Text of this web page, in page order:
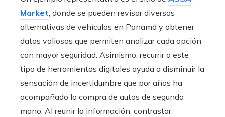
Market, donde se pueden revisar diversas
alternativas de vehículos en Panamá y obtener
datos valiosos que permiten analizar cada opción
con mayor seguridad. Asimismo, recurrir a este
tipo de herramientas digitales ayuda a disminuir la
sensación de incertidumbre que por años ha
acompañado la compra de autos de segunda
mano. Al reunir la información, contrastar